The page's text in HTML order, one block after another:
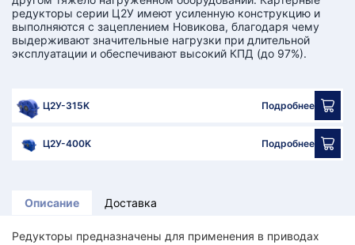
редукторы серии Ц2У имеют усиленную конструкцию и
выполняются с зацеплением Новикова, благодаря чему
выдерживают значительные нагрузки при длительной
эксплуатации и обеспечивают высокий КПД (до 97%).
Ц2У-315K Подробнее
Ц2У-400K Подробнее
Описание Доставка
Редукторы предназначены для применения в приводах